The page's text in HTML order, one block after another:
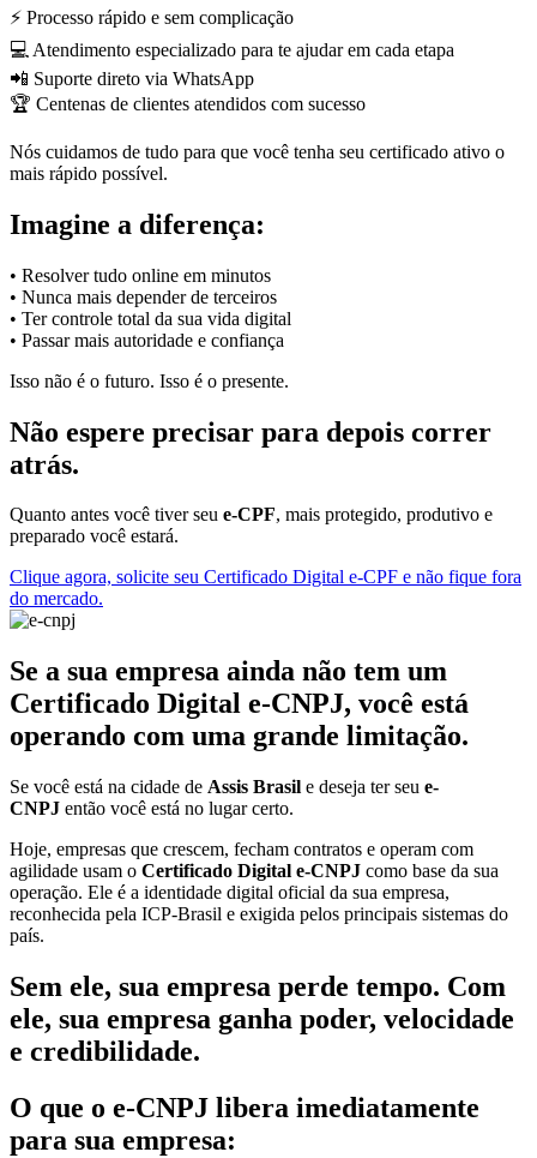
⚡ Processo rápido e sem complicação
💻 Atendimento especializado para te ajudar em cada etapa
📲 Suporte direto via WhatsApp
🏆 Centenas de clientes atendidos com sucesso
Nós cuidamos de tudo para que você tenha seu certificado ativo o
mais rápido possível.
Imagine a diferença:
• Resolver tudo online em minutos
• Nunca mais depender de terceiros
• Ter controle total da sua vida digital
• Passar mais autoridade e confiança
Isso não é o futuro. Isso é o presente.
Não espere precisar para depois correr
atrás.
Quanto antes você tiver seu e-CPF, mais protegido, produtivo e
preparado você estará.
Clique agora, solicite seu Certificado Digital e-CPF e não fique fora
do mercado.
Se a sua empresa ainda não tem um
Certificado Digital e-CNPJ, você está
operando com uma grande limitação.
Se você está na cidade de Assis Brasil e deseja ter seu e-
CNPJ então você está no lugar certo.
Hoje, empresas que crescem, fecham contratos e operam com
agilidade usam o Certificado Digital e-CNPJ como base da sua
operação. Ele é a identidade digital oficial da sua empresa,
reconhecida pela ICP-Brasil e exigida pelos principais sistemas do
país.
Sem ele, sua empresa perde tempo. Com
ele, sua empresa ganha poder, velocidade
e credibilidade.
O que o e-CNPJ libera imediatamente
para sua empresa: